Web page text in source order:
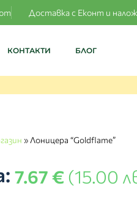
Доставка с Еконт и
КОНТАКТИ БЛОГ
» Лоницера “Goldflame”
7.67€ (15.00